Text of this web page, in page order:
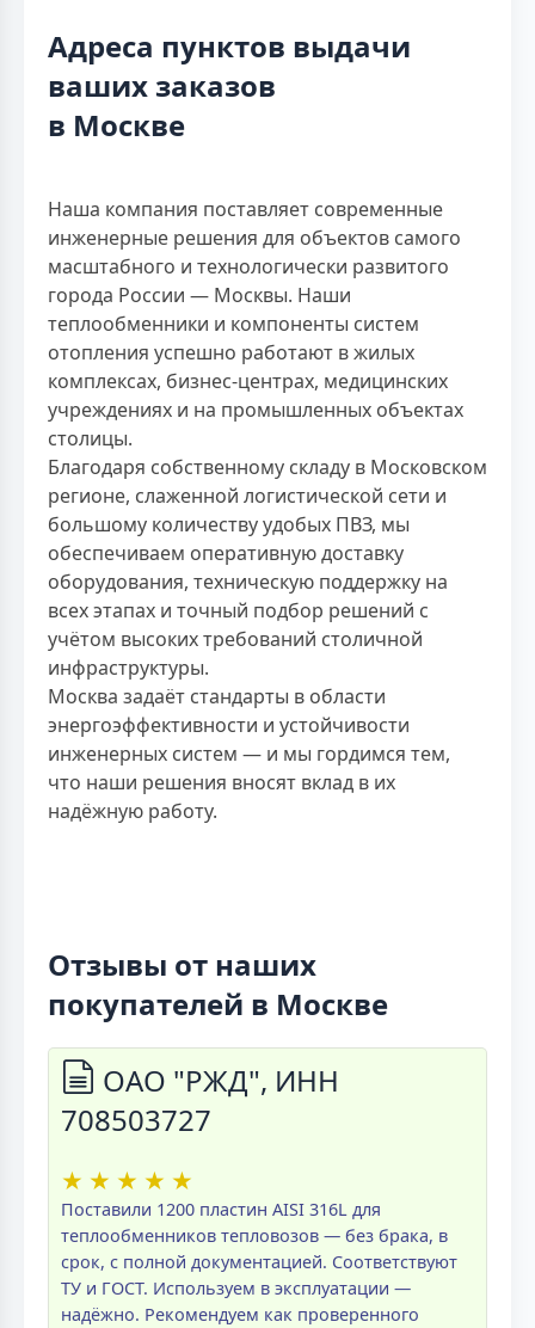
Адреса пунктов выдачи
ваших заказов
в Москве
Наша компания поставляет современные
инженерные решения для объектов самого
масштабного и технологически развитого
города России — Москвы. Наши
теплообменники и компоненты систем
отопления успешно работают в жилых
комплексах, бизнес-центрах, медицинских
учреждениях и на промышленных объектах
столицы.
Благодаря собственному складу в Московском
регионе, слаженной логистической сети и
большому количеству удобых ПВЗ, мы
обеспечиваем оперативную доставку
оборудования, техническую поддержку на
всех этапах и точный подбор решений с
учётом высоких требований столичной
инфраструктуры.
Москва задаёт стандарты в области
энергоэффективности и устойчивости
инженерных систем — и мы гордимся тем,
что наши решения вносят вклад в их
надёжную работу.
Отзывы от наших
покупателей в Москве
ОАО "РЖД", ИНН
708503727
★ ★ ★ ★ ★
Поставили 1200 пластин AISI 316L для
теплообменников тепловозов — без брака, в
срок, с полной документацией. Соответствуют
ТУ и ГОСТ. Используем в эксплуатации —
надёжно. Рекомендуем как проверенного